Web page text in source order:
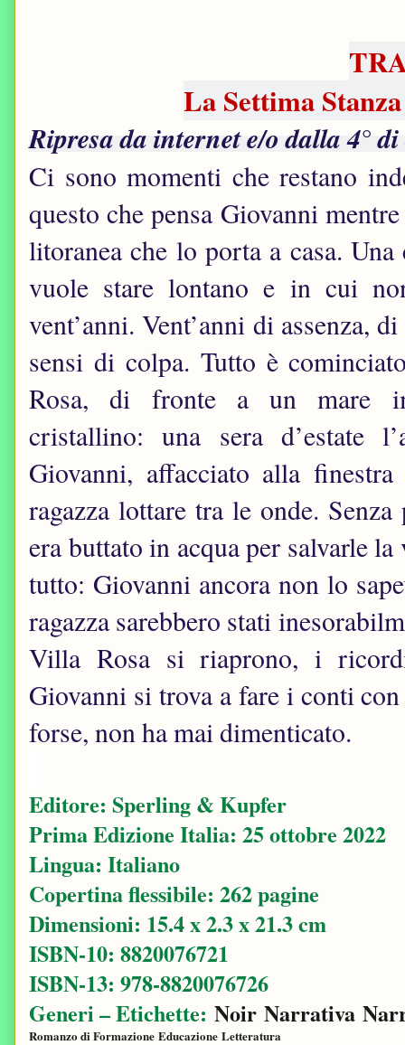
La Settima
Ripresa da internet e/o dalla 4°
Ci sono momenti che restano
questo che pensa Giovanni
litoranea che lo porta a casa. Una
vuole stare lontano e in cui
vent’anni. Vent’anni di assenza,
sensi di colpa. Tutto è
Rosa, di fronte a un mare
cristallino: una sera d’estate
Giovanni, affacciato alla
ragazza lottare tra le onde.
era buttato in acqua per salvarle
tutto: Giovanni ancora non lo
ragazza sarebbero stati
Villa Rosa si riaprono, i
Giovanni si trova a fare i conti
forse, non ha mai dimenticato.
Editore: Sperling & Kupfer
Prima Edizione Italia: 25 ottobre 2022
Lingua: Italiano
Copertina flessibile: 262 pagine
Dimensioni: 15.4 x 2.3 x 21.3 cm
ISBN-10: ‎8820076721
ISBN-13: ‎978-8820076726
Generi – Etichette: Noir Narrativa
Romanzo di Formazione Educazione Letteratura